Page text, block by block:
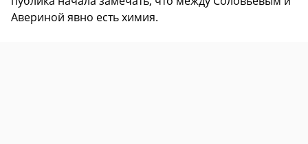
Авериной явно есть химия.